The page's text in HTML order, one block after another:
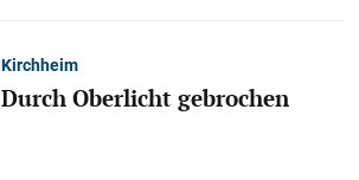
Kirchheim
Durch Oberlicht gebrochen